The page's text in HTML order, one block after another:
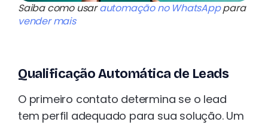
Saiba como usarautomação no WhatsApppara
vender mais
Qualificação Automática de Leads
O primeiro contato determina se o lead
tem perfil adequado para sua solução. Um